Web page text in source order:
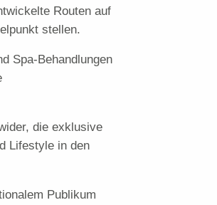
Routen auf
stellen.
Spa-Behandlungen
die exklusive
Lifestyle in den
Publikum